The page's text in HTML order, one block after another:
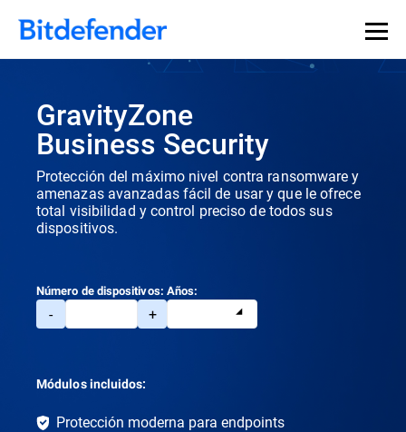
GravityZone
Business Security
Protección del máximo nivel contra ransomware y
amenazas avanzadas fácil de usar y que le ofrece
total visibilidad y control preciso de todos sus
dispositivos.
Número de dispositivos:
- +
Años:
Módulos incluidos:
Protección moderna para endpoints